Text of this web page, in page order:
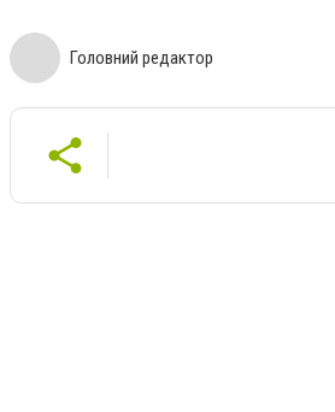
Головний редактор